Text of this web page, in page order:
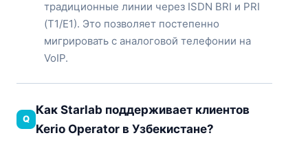
традиционные линии через ISDN BRI и PRI
(T1/E1). Это позволяет постепенно
мигрировать с аналоговой телефонии на
VoIP.
Как Starlab поддерживает клиентов
Kerio Operator в Узбекистане?